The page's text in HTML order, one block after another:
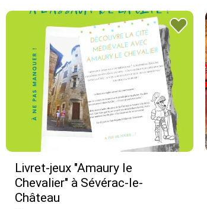
Livret-jeux "Amaury le
Chevalier" à Sévérac-le-
Château